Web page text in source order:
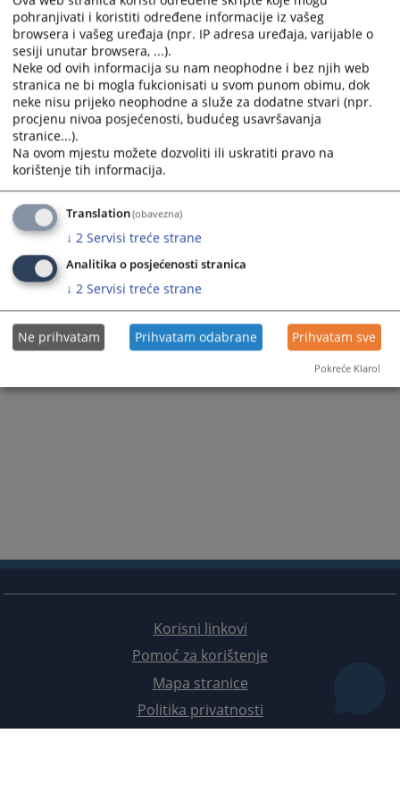
Prateći dokumenti
Izvještaj o provedenom postupku javne nabavke -
usluge redovnog servisa i održavanja motornog vozila
451PREGLEDA
Korisni linkovi
Pomoć za korištenje
Mapa stranice
Politika privatnosti
pohranjivati i koristiti određene informacije iz vašeg
browsera i vašeg uređaja (npr. IP adresa uređaja, varijable o
sesiji unutar browsera, ...).
Neke od ovih informacija su nam neophodne i bez njih web
stranica ne bi mogla fukcionisati u svom punom obimu, dok
neke nisu prijeko neophodne a služe za dodatne stvari (npr.
procjenu nivoa posjećenosti, budućeg usavršavanja
stranice...).
Na ovom mjestu možete dozvoliti ili uskratiti pravo na
korištenje tih informacija.
Translation(obavezna)
↓ 2 Servisi treće strane
Analitika o posjećenosti stranica
↓ 2 Servisi treće strane
Ne prihvatam Prihvatam odabrane Prihvatam sve
Pokreće Klaro!